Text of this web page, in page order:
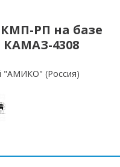
РП на базе
4308
"АМИКО" (Россия)